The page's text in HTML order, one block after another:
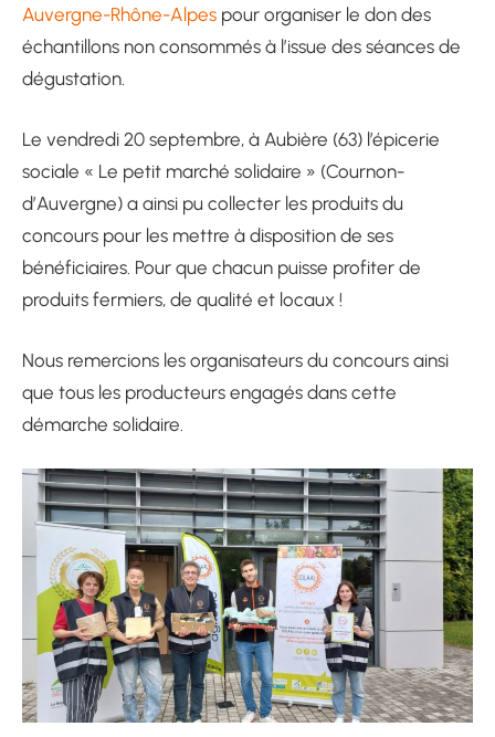
Auvergne-Rhône-Alpes pour organiser le don des
échantillons non consommés à l’issue des séances de
dégustation.
Le vendredi 20 septembre, à Aubière (63) l’épicerie
sociale « Le petit marché solidaire » (Cournon-
d’Auvergne) a ainsi pu collecter les produits du
concours pour les mettre à disposition de ses
bénéficiaires. Pour que chacun puisse profiter de
produits fermiers, de qualité et locaux !
Nous remercions les organisateurs du concours ainsi
que tous les producteurs engagés dans cette
démarche solidaire.